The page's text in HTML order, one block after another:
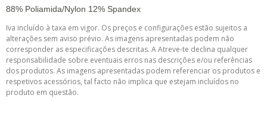
88% Poliamida/Nylon 12% Spandex
Iva incluído à taxa em vigor. Os preços e configurações estão sujeitos a
alterações sem aviso prévio. As imagens apresentadas podem não
corresponder as especificações descritas. A Atreve-te declina qualquer
responsabilidade sobre eventuais erros nas descrições e/ou referências
dos produtos. As imagens apresentadas podem referenciar os produtos e
respetivos acessórios, tal facto não implica que estejam incluídos no
produto em questão.